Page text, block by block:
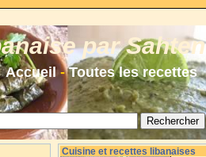
par Sahten
Accueil-Toutes les recettes
Cuisine et recettes libanaises